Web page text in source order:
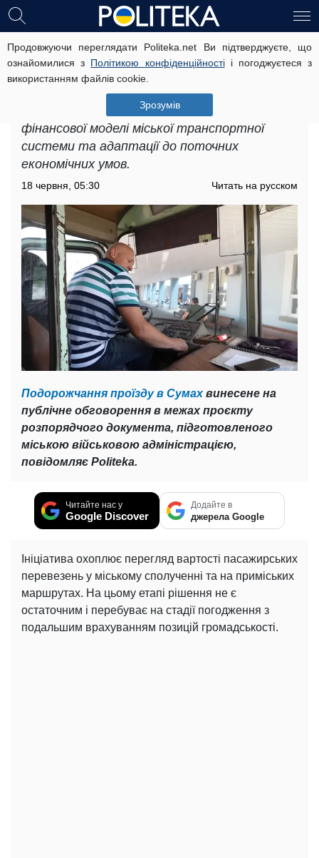
Продовжуючи переглядати Politeka.net Ви підтверджуєте, що
ознайомилися з Політикою конфіденційностіі погоджуєтеся з
використанням файлів cookie.
Зрозумів
Подорожчання проїзду в Сумах: які
зміни може бути введено
Подорожчання проїзду в Сумах
розглядається як частина перегляду
фінансової моделі міської транспортної
системи та адаптації до поточних
економічних умов.
18 червня, 05:30 Читать на русском
Подорожчання проїзду в Сумахвинесене на
публічне обговорення в межах проєкту
розпорядчого документа, підготовленого
міською військовою адміністрацією,
повідомляє Politeka.
Читайте нас у
Google Discover
Додайте в
джерела Google
Ініціатива охоплює перегляд вартості пасажирських
перевезень у міському сполученні та на приміських
маршрутах. На цьому етапі рішення не є
остаточним і перебуває на стадії погодження з
подальшим врахуванням позицій громадськості.